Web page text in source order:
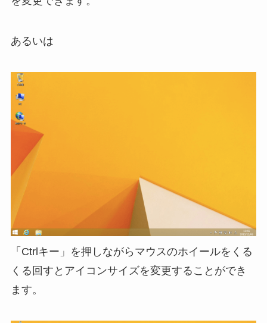
あるいは
「Ctrlキー」を押しながらマウスのホイールをくる
くる回すとアイコンサイズを変更することができ
ます。